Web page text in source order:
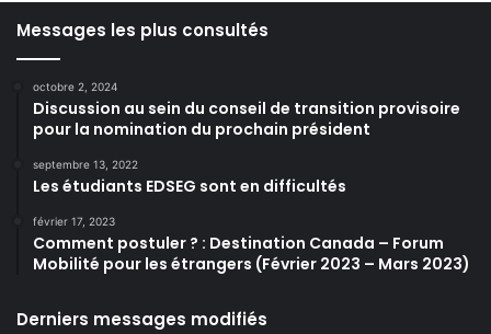
Messages les plus consultés
octobre 2, 2024
Discussion au sein du conseil de transition provisoire
pour la nomination du prochain président
septembre 13, 2022
Les étudiants EDSEG sont en difficultés
février 17, 2023
Comment postuler ? : Destination Canada – Forum
Mobilité pour les étrangers (Février 2023 – Mars 2023)
Derniers messages modifiés